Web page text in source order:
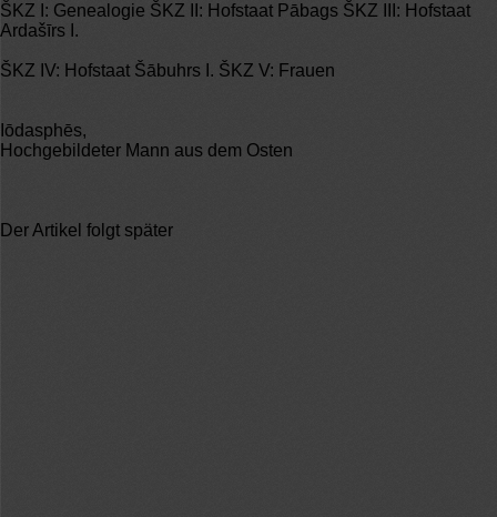
ŠKZ I: Genealogie ŠKZ II: Hofstaat Pābags ŠKZ III: Hofstaat
Ardašīrs I.
ŠKZ IV: Hofstaat Šābuhrs I. ŠKZ V: Frauen
Iōdasphēs,
Hochgebildeter Mann aus dem Osten
Der Artikel folgt später